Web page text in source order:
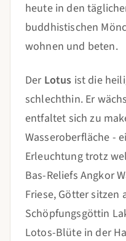
heute in den
buddhistischen
wohnen und beten.
Der Lotus ist die
schlechthin. Er
entfaltet sich zu
Wasseroberfläche -
Erleuchtung trotz
Bas-Reliefs Angkor
Friese, Götter
Schöpfungsgöttin
Lotos-Blüte in der